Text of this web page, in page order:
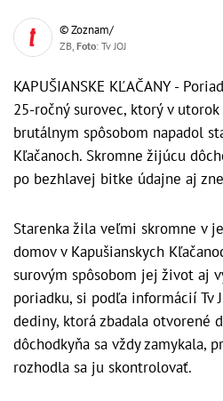
© Zoznam/
ZB, Foto: Tv JOJ
KAPUŠIANSKE KĽAČANY -
25-ročný surovec, ktorý v
brutálnym spôsobom napadol
Kľačanoch. Skromne žijúcu
po bezhlavej bitke údajne aj
Starenka žila veľmi skromne v
domov v Kapušianskych
surovým spôsobom jej život aj
poriadku, si podľa informácií Tv
dediny, ktorá zbadala otvorené
dôchodkyňa sa vždy zamykala,
rozhodla sa ju skontrolovať.